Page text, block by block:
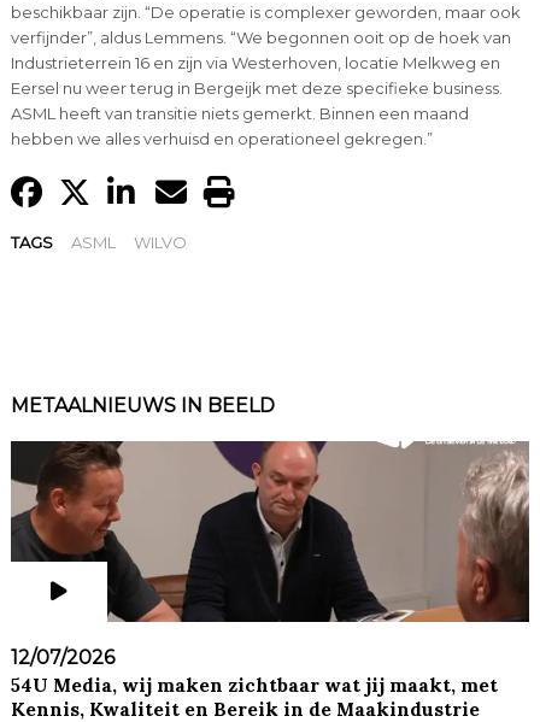
beschikbaar zijn. “De operatie is complexer geworden, maar ook
verfijnder”, aldus Lemmens. “We begonnen ooit op de hoek van
Industrieterrein 16 en zijn via Westerhoven, locatie Melkweg en
Eersel nu weer terug in Bergeijk met deze specifieke business.
ASML heeft van transitie niets gemerkt. Binnen een maand
hebben we alles verhuisd en operationeel gekregen.”
TAGS ASML WILVO
METAALNIEUWS IN BEELD
12/07/2026
54U Media, wij maken zichtbaar wat jij maakt, met
Kennis, Kwaliteit en Bereik in de Maakindustrie